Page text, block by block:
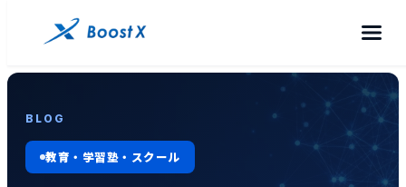
BLOG
教育・学習塾・スクール